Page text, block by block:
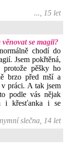
..., 15 let
se magii?
chodí do
Jsem pokřtěná,
protože pěšky ho
brzo před mší a
práci. A tak jsem
podle vás nějak
i křesťanka i se
slečna, 14 let